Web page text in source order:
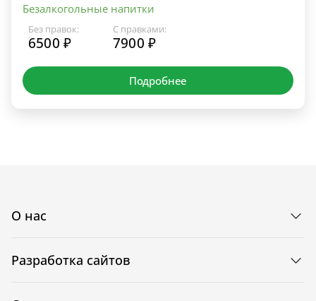
Безалкогольные напитки
Без правок:
6500 ₽
С правками:
7900 ₽
Подробнее
О нас
Разработка сайтов